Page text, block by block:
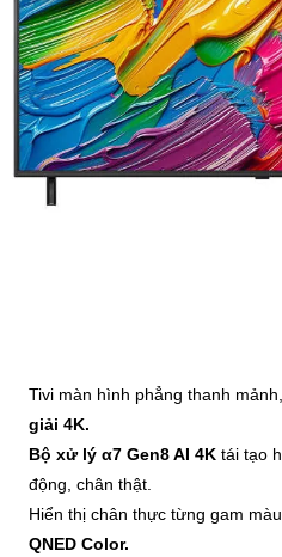
Tivi màn hình phẳng thanh mảnh,
giải 4K.
Bộ xử lý α7 Gen8 AI 4K tái tạo
động, chân thật.
Hiển thị chân thực từng gam
QNED Color.